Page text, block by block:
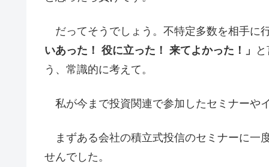
だってそうでしょう。不特定多数を相手に
いあった！ 役に立った！ 来てよかった！」
う、常識的に考えて。
私が今まで投資関連で参加したセミナーや
まずある会社の積立式投信のセミナーに一
せんでした。